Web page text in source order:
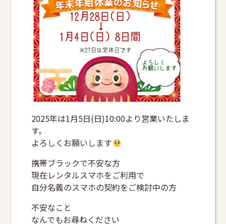
2025年は1月5日(日)10:00より営業いたしま
す。
よろしくお願いします
携帯ブラックで不安な方
現在レンタルスマホをご利用で
自分名義のスマホの契約をご検討中の方
不安なこと
なんでもお尋ねください